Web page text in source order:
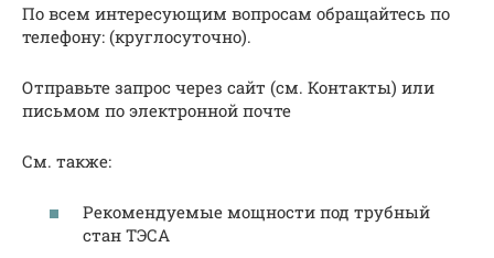
По всем интересующим вопросам обращайтесь по
телефону: (круглосуточно).
Отправьте запрос через сайт (см. Контакты) или
письмом по электронной почте
См. также:
Рекомендуемые мощности под трубный
стан ТЭСА